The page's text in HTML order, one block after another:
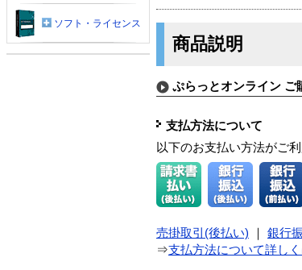
商品説明
ぷらっとオンライン ご
支払方法について
以下のお支払い方法がご利
売掛取引(後払い) 銀行
⇒支払方法について詳し
ソフト・ライセンス